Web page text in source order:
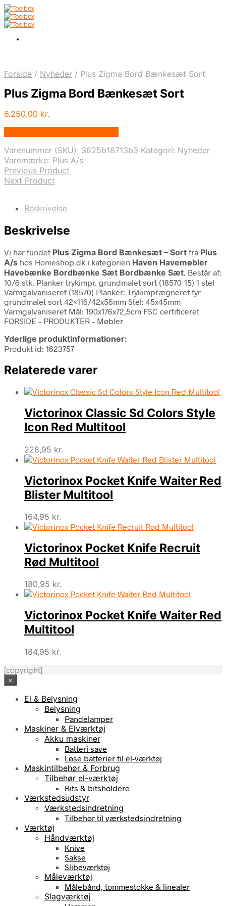
Forside / Nyheder / Plus Zigma Bord Bænkesæt Sort
Plus Zigma Bord Bænkesæt Sort
6.250,00 kr.
Varenummer (SKU): 3625b18713b3 Kategori: Nyheder
Varemærke: Plus A/s
Previous Product
Next Product
Beskrivelse
Beskrivelse
Vi har fundet Plus Zigma Bord Bænkesæt – Sort fra Plus
A/s hos Homeshop.dk i kategorien Haven Havemøbler
Havebænke Bordbænke Sæt Bordbænke Sæt. Består af:
10/6 stk. Planker trykimpr. grundmalet sort (18570-15) 1 stel
Varmgalvaniseret (18570) Planker: Trykimprægneret fyr
grundmalet sort 42×116/42x56mm Stel: 45x45mm
Varmgalvaniseret Mål: 190x176x72,5cm FSC certificeret
FORSIDE – PRODUKTER – Møbler
Yderlige produktinformationer:
Produkt id: 1623757
Relaterede varer
Victorinox Classic Sd Colors Style
Icon Red Multitool
228,95 kr.
Victorinox Pocket Knife Waiter Red
Blister Multitool
164,95 kr.
Victorinox Pocket Knife Recruit
Rød Multitool
180,95 kr.
Victorinox Pocket Knife Waiter Red
Multitool
184,95 kr.
[copyright]
×
El & Belysning
Belysning
Pandelamper
Maskiner & Elværktøj
Akku maskiner
Batteri save
Løse batterier til el-værktøj
Maskintilbehør & Forbrug
Tilbehør el-værktøj
Bits & bitsholdere
Værkstedsudstyr
Værkstedsindretning
Tilbehør til værkstedsindretning
Værktøj
Håndværktøj
Knive
Sakse
Slibeværktøj
Måleværktøj
Målebånd, tommestokke & linealer
Slagværktøj